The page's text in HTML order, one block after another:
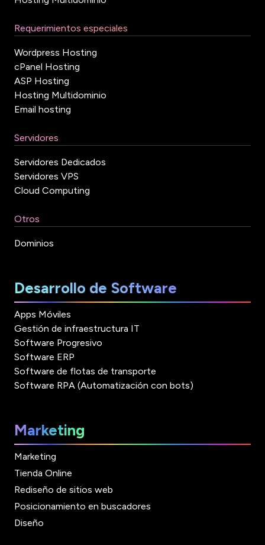
Requerimientos especiales
Wordpress Hosting
cPanel Hosting
ASP Hosting
Hosting Multidominio
Email hosting
Servidores
Servidores Dedicados
Servidores VPS
Cloud Computing
Otros
Dominios
Desarrollo de Software
Apps Móviles
Gestión de infraestructura IT
Software Progresivo
Software ERP
Software de flotas de transporte
Software RPA (Automatización con bots)
Marketing
Marketing
Tienda Online
Rediseño de sitios web
Posicionamiento en buscadores
Diseño